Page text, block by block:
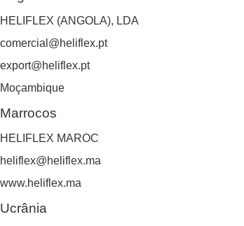
HELIFLEX (ANGOLA), LDA
comercial@heliflex.pt
export@heliflex.pt
Moçambique
Marrocos
HELIFLEX MAROC
heliflex@heliflex.ma
www.heliflex.ma
Ucrânia